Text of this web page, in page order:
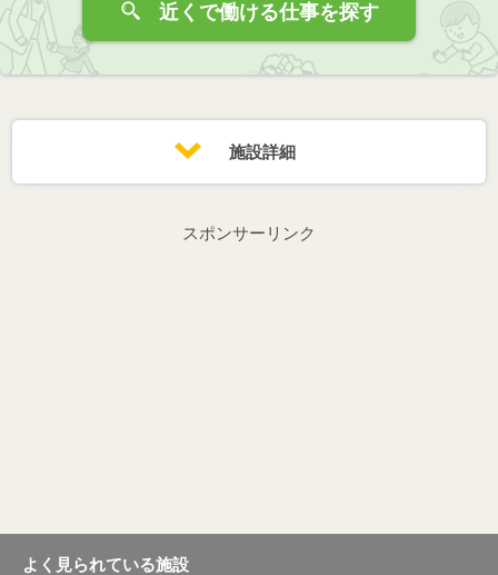
近くで働ける仕事を探す
施設詳細
スポンサーリンク
よく見られている施設